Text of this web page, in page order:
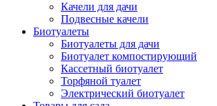
Качели для дачи
Подвесные качели
Биотуалеты
Биотуалеты для дачи
Биотуалет компостирующий
Кассетный биотуалет
Торфяной туалет
Электрический биотуалет